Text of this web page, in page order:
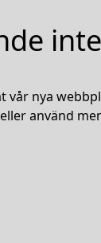
vår nya
eller använd